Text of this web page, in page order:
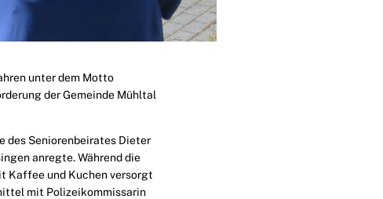
unter dem Motto
der Gemeinde Mühltal
des Seniorenbeirates Dieter
anregte. Während die
Kaffee und Kuchen versorgt
mit Polizeikommissarin